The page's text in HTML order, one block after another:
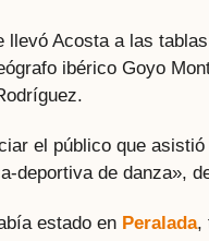
Acosta a las
ibérico Goyo
el público que
deportiva de danza»,
estado en Peralada,